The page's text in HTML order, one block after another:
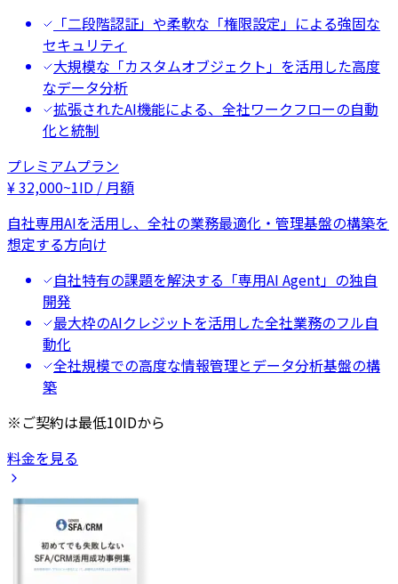
「二段階認証」や柔軟な「権限設定」による強固な
セキュリティ
大規模な「カスタムオブジェクト」を活用した高度
なデータ分析
拡張されたAI機能による、全社ワークフローの自動
化と統制
プレミアムプラン
¥32,000~1ID / 月額
自社専用AIを活用し、全社の業務最適化・管理基盤の構築を
想定する方向け
自社特有の課題を解決する「専用AI Agent」の独自
開発
最大枠のAIクレジットを活用した全社業務のフル自
動化
全社規模での高度な情報管理とデータ分析基盤の構
築
※ご契約は最低10IDから
料金を見る